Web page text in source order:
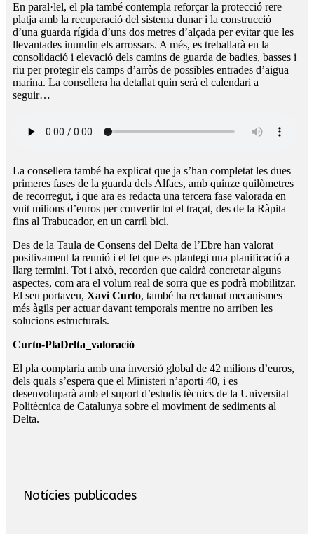
En paral·lel, el pla també contempla reforçar la protecció rere
platja amb la recuperació del sistema dunar i la construcció
d’una guarda rígida d’uns dos metres d’alçada per evitar que les
llevantades inundin els arrossars. A més, es treballarà en la
consolidació i elevació dels camins de guarda de badies, basses i
riu per protegir els camps d’arròs de possibles entrades d’aigua
marina. La consellera ha detallat quin serà el calendari a
seguir…
La consellera també ha explicat que ja s’han completat les dues
primeres fases de la guarda dels Alfacs, amb quinze quilòmetres
de recorregut, i que ara es redacta una tercera fase valorada en
vuit milions d’euros per convertir tot el traçat, des de la Ràpita
fins al Trabucador, en un carril bici.
Des de la Taula de Consens del Delta de l’Ebre han valorat
positivament la reunió i el fet que es plantegi una planificació a
llarg termini. Tot i això, recorden que caldrà concretar alguns
aspectes, com ara el volum real de sorra que es podrà mobilitzar.
El seu portaveu, Xavi Curto, també ha reclamat mecanismes
més àgils per actuar davant temporals mentre no arriben les
solucions estructurals.
Curto-PlaDelta_valoració
El pla comptaria amb una inversió global de 42 milions d’euros,
dels quals s’espera que el Ministeri n’aporti 40, i es
desenvoluparà amb el suport d’estudis tècnics de la Universitat
Politècnica de Catalunya sobre el moviment de sediments al
Delta.
Notícies publicades